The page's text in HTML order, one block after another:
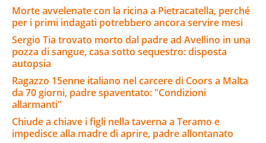
Morte avvelenate con la ricina a Pietracatella, perché
per i primi indagati potrebbero ancora servire mesi
Sergio Tia trovato morto dal padre ad Avellino in una
pozza di sangue, casa sotto sequestro: disposta
autopsia
Ragazzo 15enne italiano nel carcere di Coors a Malta
da 70 giorni, padre spaventato: "Condizioni
allarmanti"
Chiude a chiave i figli nella taverna a Teramo e
impedisce alla madre di aprire, padre allontanato